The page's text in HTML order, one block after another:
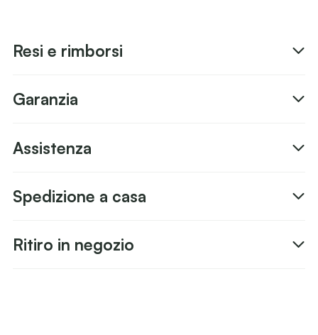
Resi e rimborsi
Garanzia
Assistenza
Spedizione a casa
Ritiro in negozio